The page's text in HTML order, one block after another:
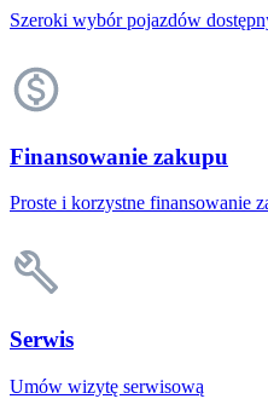
Szeroki wybór pojazdów
Finansowanie zakupu
Proste i korzystne finansowanie
Serwis
Umów wizytę serwisową